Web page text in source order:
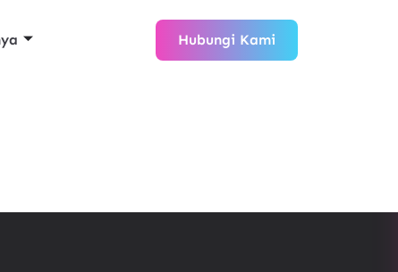
Hubungi Kami